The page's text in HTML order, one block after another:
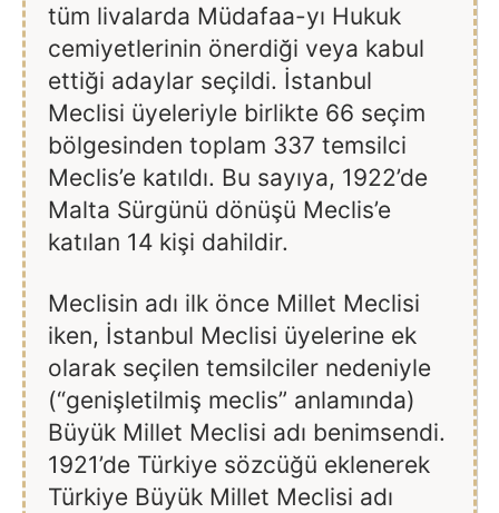
tüm livalarda Müdafaa-yı Hukuk
cemiyetlerinin önerdiği veya kabul
ettiği adaylar seçildi. İstanbul
Meclisi üyeleriyle birlikte 66 seçim
bölgesinden toplam 337 temsilci
Meclis’e katıldı. Bu sayıya, 1922’de
Malta Sürgünü dönüşü Meclis’e
katılan 14 kişi dahildir.
Meclisin adı ilk önce Millet Meclisi
iken, İstanbul Meclisi üyelerine ek
olarak seçilen temsilciler nedeniyle
(“genişletilmiş meclis” anlamında)
Büyük Millet Meclisi adı benimsendi.
1921’de Türkiye sözcüğü eklenerek
Türkiye Büyük Millet Meclisi adı